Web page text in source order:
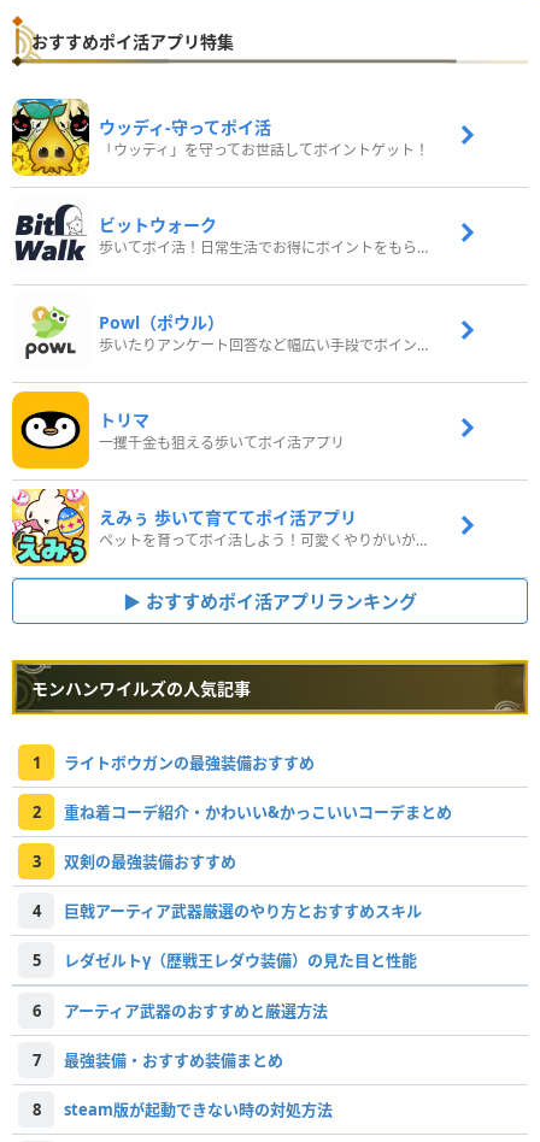
おすすめポイ活アプリ特集
ウッディ‐守ってポイ活
「ウッディ」を守ってお世話してポイントゲット！
ビットウォーク
歩いてポイ活！日常生活でお得にポイントをもらおう
Powl（ポウル）
歩いたりアンケート回答など幅広い手段でポイントをゲット
トリマ
一攫千金も狙える歩いてポイ活アプリ
えみぅ 歩いて育ててポイ活アプリ
ペットを育ってポイ活しよう！可愛くやりがいがある新感覚アプリ
おすすめポイ活アプリランキング
モンハンワイルズの人気記事
1 ライトボウガンの最強装備おすすめ
2 重ね着コーデ紹介・かわいい&かっこいいコーデまとめ
3 双剣の最強装備おすすめ
4 巨戟アーティア武器厳選のやり方とおすすめスキル
5 レダゼルトγ（歴戦王レダウ装備）の見た目と性能
6 アーティア武器のおすすめと厳選方法
7 最強装備・おすすめ装備まとめ
8 steam版が起動できない時の対処方法